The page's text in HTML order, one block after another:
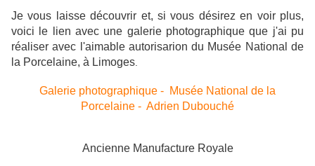
Je vous laisse découvrir et, si vous désirez en voir plus,
voici le lien avec une galerie photographique que j'ai pu
réaliser avec l'aimable autorisarion du Musée National de
la Porcelaine, à Limoges
Galerie photographique - Musée National de la
Porcelaine - Adrien Dubouché
Ancienne Manufacture Royale